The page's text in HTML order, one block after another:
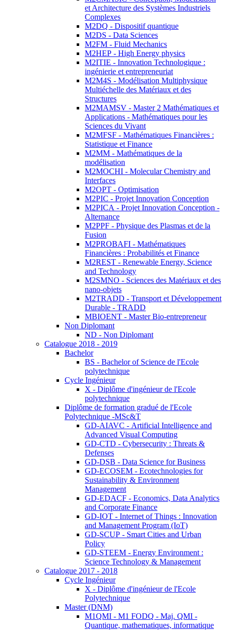
et Architecture des Systèmes Industriels
Complexes
M2DQ - Dispositif quantique
M2DS - Data Sciences
M2FM - Fluid Mechanics
M2HEP - High Energy physics
M2ITIE - Innovation Technologique :
ingénierie et entrepreneuriat
M2M4S - Modélisation Multiphysique
Multiéchelle des Matériaux et des
Structures
M2MAMSV - Master 2 Mathématiques et
Applications - Mathématiques pour les
Sciences du Vivant
M2MFSF - Mathématiques Financières :
Statistique et Finance
M2MM - Mathématiques de la
modélisation
M2MOCHI - Molecular Chemistry and
Interfaces
M2OPT - Optimisation
M2PIC - Projet Innovation Conception
M2PICA - Projet Innovation Conception -
Alternance
M2PPF - Physique des Plasmas et de la
Fusion
M2PROBAFI - Mathématiques
Financières : Probabilités et Finance
M2REST - Renewable Energy, Science
and Technology
M2SMNO - Sciences des Matériaux et des
nano-objets
M2TRADD - Transport et Développement
Durable - TRADD
MBIOENT - Master Bio-entrepreneur
Non Diplomant
ND - Non Diplomant
Catalogue 2018 - 2019
Bachelor
BS - Bachelor of Science de l'Ecole
polytechnique
Cycle Ingénieur
X - Diplôme d'ingénieur de l'Ecole
polytechnique
Diplôme de formation gradué de l'Ecole
Polytechnique -MSc&T
GD-AIAVC - Artificial Intelligence and
Advanced Visual Computing
GD-CTD - Cybersecurity : Threats &
Defenses
GD-DSB - Data Science for Business
GD-ECOSEM - Ecotechnologies for
Sustainability & Environment
Management
GD-EDACF - Economics, Data Analytics
and Corporate Finance
GD-IOT - Internet of Things : Innovation
and Management Program (IoT)
GD-SCUP - Smart Cities and Urban
Policy
GD-STEEM - Energy Environment :
Science Technology & Management
Catalogue 2017 - 2018
Cycle Ingénieur
X - Diplôme d'ingénieur de l'Ecole
Polytechnique
Master (DNM)
M1QMI - M1 FODQ - Maj. QMI -
Quantique, mathematiques, informatique